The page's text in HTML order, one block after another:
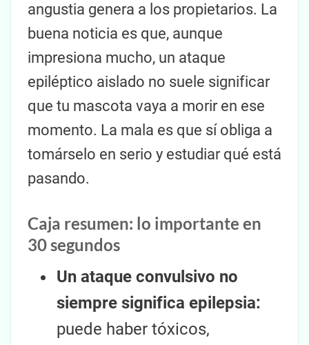
angustia genera a los propietarios. La
buena noticia es que, aunque
impresiona mucho, un ataque
epiléptico aislado no suele significar
que tu mascota vaya a morir en ese
momento. La mala es que sí obliga a
tomárselo en serio y estudiar qué está
pasando.
Caja resumen: lo importante en
30 segundos
Un ataque convulsivo no
siempre significa epilepsia:
puede haber tóxicos,